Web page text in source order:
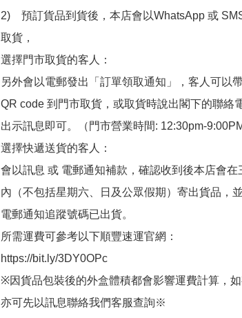
2)　預訂貨品到貨後，本店會以WhatsApp 或
取貨，
選擇門市取貨的客人：
另外會以電郵發出「訂單領取通知」，客人可以
QR code 到門市取貨，或取貨時說出閣下的聯絡
出示訊息即可。（門市營業時間: 12:30pm-9:00PM
選擇快遞送貨的客人：
會以訊息 或 電郵通知補款，確認收到後本店會在
內（不包括星期六、日及公眾假期）寄出貨品，
電郵通知追蹤號碼已出貨。
所需運費可參考以下順豐速運官網：
https://bit.ly/3DY0OPc
※因貨品包裝後的外盒體積都會影響運費計算，
亦可先以訊息聯絡我們客服查詢※